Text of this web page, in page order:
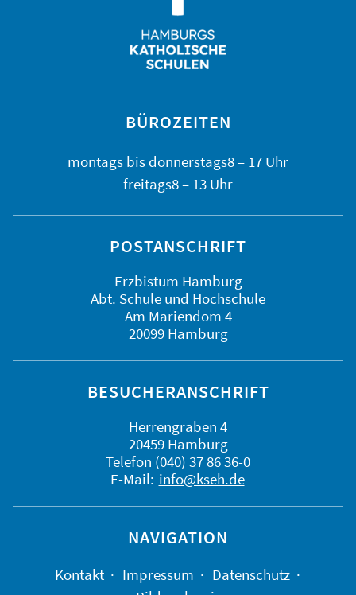
BÜROZEITEN
montags bis donnerstags8 – 17 Uhr
freitags8 – 13 Uhr
POSTANSCHRIFT
Erzbistum Hamburg
Abt. Schule und Hochschule
Am Mariendom 4
20099 Hamburg
BESUCHERANSCHRIFT
Herrengraben 4
20459 Hamburg
Telefon (040) 37 86 36-0
E-Mail: info@kseh.de
NAVIGATION
Kontakt Impressum
Datenschutz